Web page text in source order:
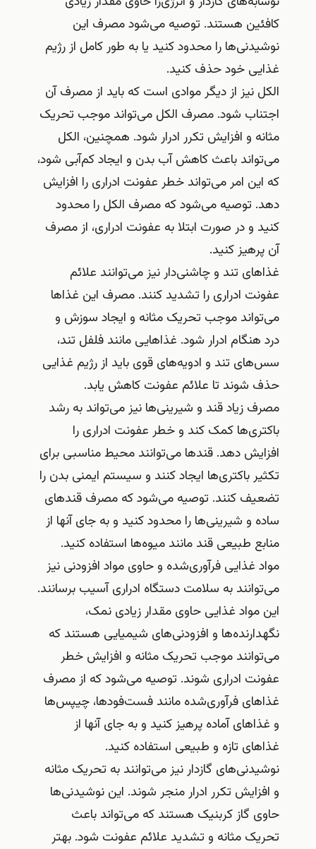
کافئین هستند. توصیه می‌شود مصرف این
نوشیدنی‌ها را محدود کنید یا به طور کامل از رژیم
غذایی خود حذف کنید.
الکل نیز از دیگر موادی است که باید از مصرف آن
اجتناب شود. مصرف الکل می‌تواند موجب تحریک
مثانه و افزایش تکرر ادرار شود. همچنین، الکل
می‌تواند باعث کاهش آب بدن و ایجاد کم‌آبی شود،
که این امر می‌تواند خطر عفونت ادراری را افزایش
دهد. توصیه می‌شود که مصرف الکل را محدود
کنید و در صورت ابتلا به عفونت ادراری، از مصرف
آن پرهیز کنید.
غذاهای تند و چاشنی‌دار نیز می‌توانند علائم
عفونت ادراری را تشدید کنند. مصرف این غذاها
می‌تواند موجب تحریک مثانه و ایجاد سوزش و
درد هنگام ادرار شود. غذاهایی مانند فلفل تند،
سس‌های تند و ادویه‌های قوی باید از رژیم غذایی
حذف شوند تا علائم عفونت کاهش یابد.
مصرف زیاد قند و شیرینی‌ها نیز می‌تواند به رشد
باکتری‌ها کمک کند و خطر عفونت ادراری را
افزایش دهد. قندها می‌توانند محیط مناسبی برای
تکثیر باکتری‌ها ایجاد کنند و سیستم ایمنی بدن را
تضعیف کنند. توصیه می‌شود که مصرف قندهای
ساده و شیرینی‌ها را محدود کنید و به جای آنها از
منابع طبیعی قند مانند میوه‌ها استفاده کنید.
مواد غذایی فرآوری‌شده و حاوی مواد افزودنی نیز
می‌توانند به سلامت دستگاه ادراری آسیب برسانند.
این مواد غذایی حاوی مقدار زیادی نمک،
نگهدارنده‌ها و افزودنی‌های شیمیایی هستند که
می‌توانند موجب تحریک مثانه و افزایش خطر
عفونت ادراری شوند. توصیه می‌شود که از مصرف
غذاهای فرآوری‌شده مانند فست‌فودها، چیپس‌ها
و غذاهای آماده پرهیز کنید و به جای آنها از
غذاهای تازه و طبیعی استفاده کنید.
نوشیدنی‌های گازدار نیز می‌توانند به تحریک مثانه
و افزایش تکرر ادرار منجر شوند. این نوشیدنی‌ها
حاوی گاز کربنیک هستند که می‌تواند باعث
تحریک مثانه و تشدید علائم عفونت شود. بهتر